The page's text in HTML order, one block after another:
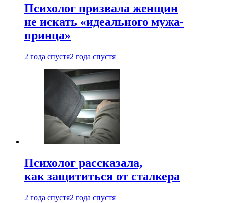
Психолог призвала женщин
не искать «идеального мужа-
принца»
2 года спустя2 года спустя
Психолог рассказала,
как защититься от сталкера
2 года спустя2 года спустя